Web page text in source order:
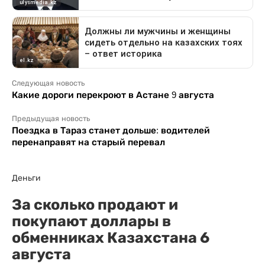
Следующая новость
Какие дороги перекроют в Астане 9 августа
Предыдущая новость
Поездка в Тараз станет дольше: водителей
перенаправят на старый перевал
Деньги
За сколько продают и
покупают доллары в
обменниках Казахстана 6
августа